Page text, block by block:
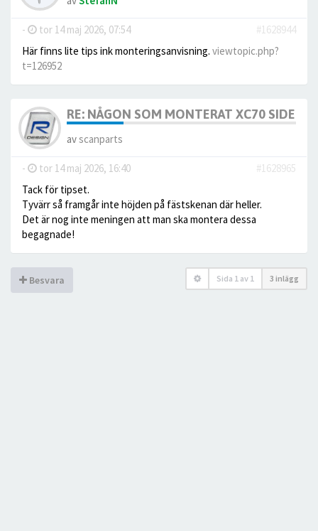
- tor 14 maj 2026, 07:54
#1628944
Här finns lite tips ink monteringsanvisning. viewtopic.php?
t=126952
RE: NÅGON SOM MONTERAT XC70 SIDE
avscanparts
- tor 14 maj 2026, 16:40
#1628965
Tack för tipset.
Tyvärr så framgår inte höjden på fästskenan där heller.
Det är nog inte meningen att man ska montera dessa
begagnade!
Besvara Sida 1 av 1 3 inlägg